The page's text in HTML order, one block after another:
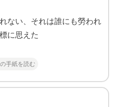
ない、それは誰にも勞われ
に思えた
手紙を読む